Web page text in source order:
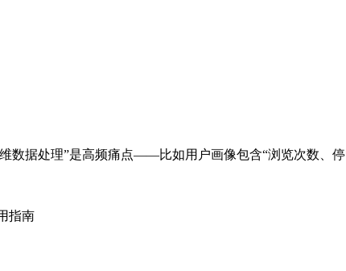
数据处理”是高频痛点——比如用户画像包含“浏览次数、